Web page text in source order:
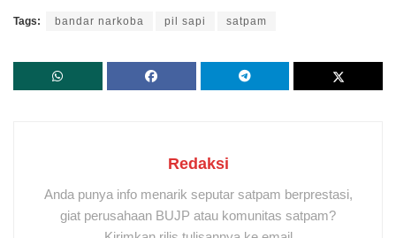
Tags: bandar narkoba pil sapi satpam
Redaksi
Anda punya info menarik seputar satpam berprestasi,
giat perusahaan BUJP atau komunitas satpam?